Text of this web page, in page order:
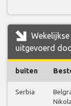
uitgevoerd
buiten
Serbia